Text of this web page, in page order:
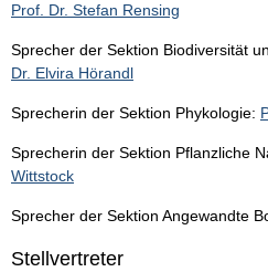
Prof. Dr. Stefan Rensing
Sprecher der Sektion Biodiversität
Dr. Elvira Hörandl
Sprecherin der Sektion Phykologie:
Sprecherin der Sektion Pflanzliche
Wittstock
Sprecher der Sektion Angewandte
Stellvertreter